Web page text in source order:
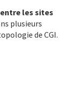
les sites
plusieurs
de CGI.